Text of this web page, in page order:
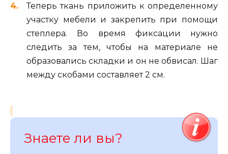
Теперь ткань приложить к определенному
участку мебели и закрепить при помощи
степлера. Во время фиксации нужно
следить за тем, чтобы на материале не
образовались складки и он не обвисал. Шаг
между скобами составляет 2 см.
Знаете ли вы?